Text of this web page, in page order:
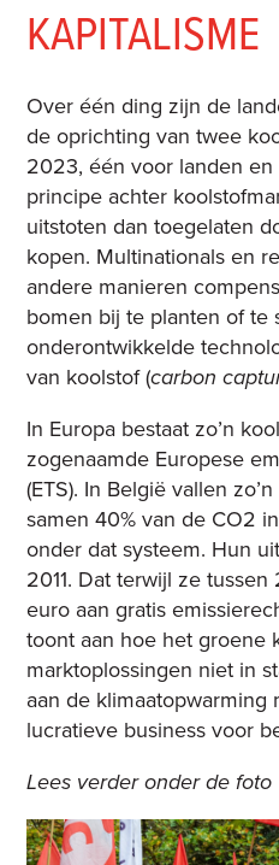
KAPITALISME
Over één ding zijn de
de oprichting van twee
2023, één voor landen
principe achter
uitstoten dan toegelaten
kopen. Multinationals en
andere manieren
bomen bij te planten of te
onderontwikkelde
van koolstof (carbon
In Europa bestaat zo’n
zogenaamde Europese
(ETS). In België vallen
samen 40% van de CO2
onder dat systeem. Hun
2011. Dat terwijl ze
euro aan gratis
toont aan hoe het groene
marktoplossingen niet in
aan de klimaatopwarming
lucratieve business voor
Lees verder onder de foto